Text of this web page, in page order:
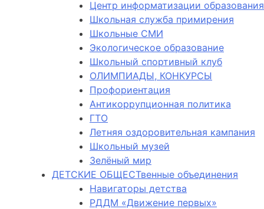
Центр информатизации образования
Школьная служба примирения
Школьные СМИ
Экологическое образование
Школьный спортивный клуб
ОЛИМПИАДЫ, КОНКУРСЫ
Профориентация
Антикоррупционная политика
ГТО
Летняя оздоровительная кампания
Школьный музей
Зелёный мир
ДЕТСКИЕ ОБЩЕСТвенные объединения
Навигаторы детства
РДДМ «Движение первых»